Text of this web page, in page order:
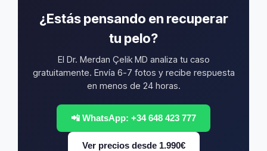
¿Estás pensando en recuperar
tu pelo?
El Dr. Merdan Çelik MD analiza tu caso
gratuitamente. Envía 6-7 fotos y recibe respuesta
en menos de 24 horas.
📲 WhatsApp: +34 648 423 777
Ver precios desde 1.990€